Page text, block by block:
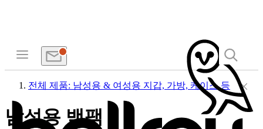
전체 제품: 남성용 & 여성용 지갑, 가방, 케이스 등
남성용 백팩